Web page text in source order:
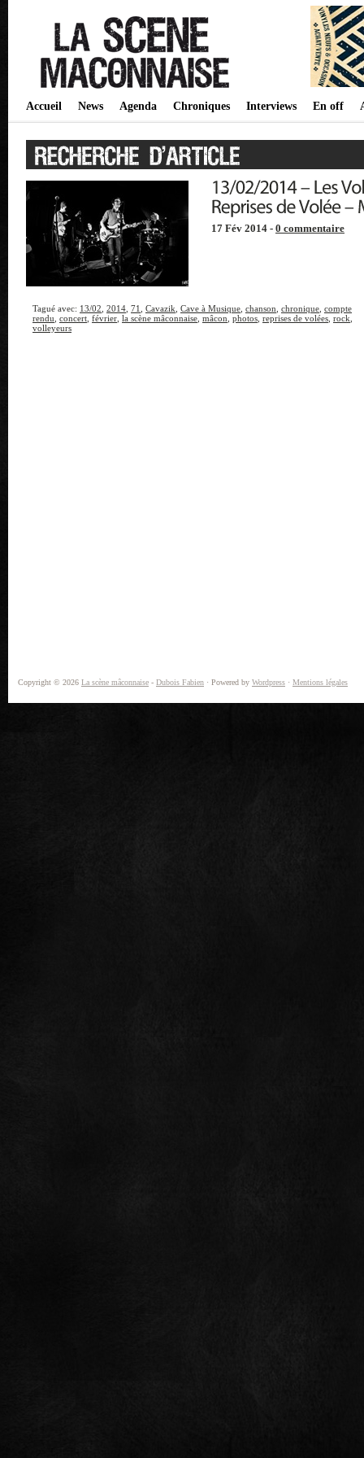
Accueil News Agenda Chroniques Interviews En off
17 Fév 2014 - 0 commentaire
Tagué avec: 13/02 2014 71 Cavazik Cave à Musique chanson chronique compte
rendu concert février la scène mâconnaise mâcon photos reprises de volées rock
volleyeurs
Copyright © 2026 La scène mâconnaise - Dubois Fabien · Powered by Wordpress · Mentions légales